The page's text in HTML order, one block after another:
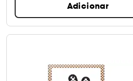
Adicionar